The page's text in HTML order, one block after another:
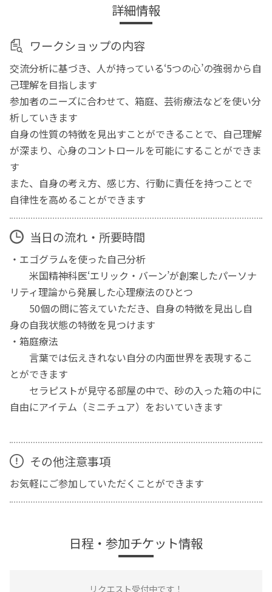
詳細情報
ワークショップの内容
交流分析に基づき、人が持っている‘5つの心’の強弱から自
己理解を目指します
参加者のニーズに合わせて、箱庭、芸術療法などを使い分
析していきます
自身の性質の特徴を見出すことができることで、自己理解
が深まり、心身のコントロールを可能にすることができま
す
また、自身の考え方、感じ方、行動に責任を持つことで
自律性を高めることができます
当日の流れ・所要時間
・エゴグラムを使った自己分析
米国精神科医‘エリック・バーン’が創案したパーソナ
リティ理論から発展した心理療法のひとつ
50個の問に答えていただき、自身の特徴を見出し自
身の自我状態の特徴を見つけます
・箱庭療法
言葉では伝えきれない自分の内面世界を表現するこ
とができます
セラピストが見守る部屋の中で、砂の入った箱の中に
自由にアイテム（ミニチュア）をおいていきます
その他注意事項
お気軽にご参加していただくことができます
日程・参加チケット情報
リクエスト受付中です！